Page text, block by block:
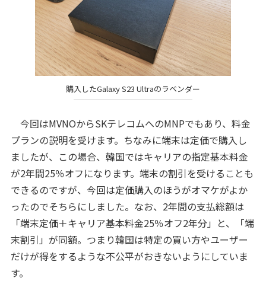
購入したGalaxy S23 Ultraのラベンダー
今回はMVNOからSKテレコムへのMNPでもあり、料金
プランの説明を受けます。ちなみに端末は定価で購入し
ましたが、この場合、韓国ではキャリアの指定基本料金
が2年間25％オフになります。端末の割引を受けることも
できるのですが、今回は定価購入のほうがオマケがよか
ったのでそちらにしました。なお、2年間の支払総額は
「端末定価＋キャリア基本料金25％オフ2年分」と、「端
末割引」が同額。つまり韓国は特定の買い方やユーザー
だけが得をするような不公平がおきないようにしていま
す。